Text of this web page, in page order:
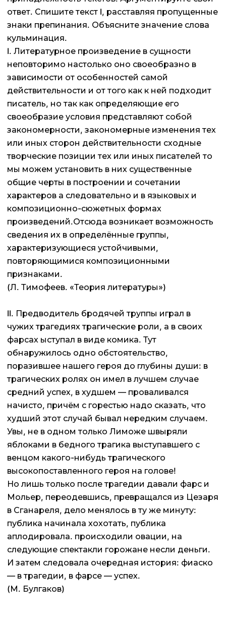
ответ. Спишите текст I, расставляя пропущенные
знаки препинания. Объясните значение слова
кульминация.
I. Литературное произведение в сущности
неповторимо настолько оно своеобразно в
зависимости от особенностей самой
действительности и от того как к ней подходит
писатель, но так как определяющие его
своеобразие условия представляют собой
закономерности, закономерные изменения тех
или иных сторон действительности сходные
творческие позиции тех или иных писателей то
мы можем установить в них существенные
общие черты в построении и сочетании
характеров а следовательно и в языковых и
композиционно-сюжетных формах
произведений.Отсюда возникает возможность
сведения их в определённые группы,
характеризующиеся устойчивыми,
повторяющимися композиционными
признаками.
(Л. Тимофеев. «Теория литературы»)
II. Предводитель бродячей труппы играл в
чужих трагедиях трагические роли, а в своих
фарсах ыступал в виде комика. Тут
обнаружилось одно обстоятельство,
поразившее нашего героя до глубины души: в
трагических ролях он имел в лучшем случае
средний успех, в худшем — проваливался
начисто, причём с горестью надо сказать, что
худший этот случай бывал нередким случаем.
Увы, не в одном только Лиможе швыряли
яблоками в бедного трагика выступавшего с
венцом какого-нибудь трагического
высокопоставленного героя на голове!
Но лишь только после трагедии давали фарс и
Мольер, переодевшись, превращался из Цезаря
в Сганареля, дело менялось в ту же минуту:
публика начинала хохотать, публика
аплодировала. происходили овации, на
следующие спектакли горожане несли деньги.
И затем следовала очередная история: фиаско
— в трагедии, в фарсе — успех.
(М. Булгаков)